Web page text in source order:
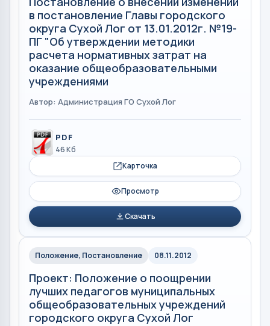
в постановление Главы городского
округа Сухой Лог от 13.01.2012г. №19-
ПГ "Об утверждении методики
расчета нормативных затрат на
оказание общеобразовательными
учреждениями
Автор: Администрация ГО Сухой Лог
PDF
46 Кб
Карточка
Просмотр
Скачать
Положение, Постановление 08.11.2012
Проект: Положение о поощрении
лучших педагогов муниципальных
общеобразовательных учреждений
городского округа Сухой Лог